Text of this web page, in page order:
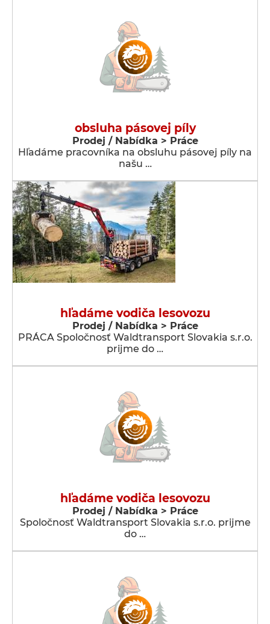
obsluha pásovej píly
Prodej / Nabídka > Práce
Hľadáme pracovníka na obsluhu pásovej píly na
našu …
hľadáme vodiča lesovozu
Prodej / Nabídka > Práce
PRÁCA Spoločnosť Waldtransport Slovakia s.r.o.
prijme do …
hľadáme vodiča lesovozu
Prodej / Nabídka > Práce
Spoločnosť Waldtransport Slovakia s.r.o. prijme
do …